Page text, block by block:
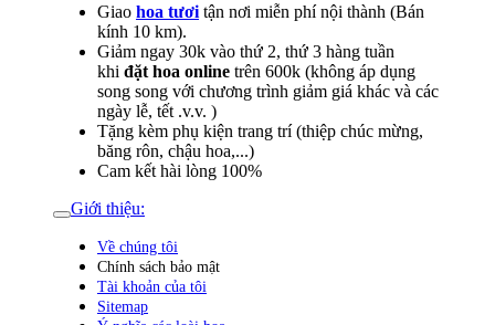
Giao hoa tươi tận nơi miễn phí nội thành (Bán
kính 10 km).
Giảm ngay 30k vào thứ 2, thứ 3 hàng tuần
khi đặt hoa online trên 600k (không áp dụng
song song với chương trình giảm giá khác và các
ngày lễ, tết .v.v. )
Tặng kèm phụ kiện trang trí (thiệp chúc mừng,
băng rôn, chậu hoa,...)
Cam kết hài lòng 100%
Giới thiệu:
Về chúng tôi
Chính sách bảo mật
Tài khoản của tôi
Sitemap